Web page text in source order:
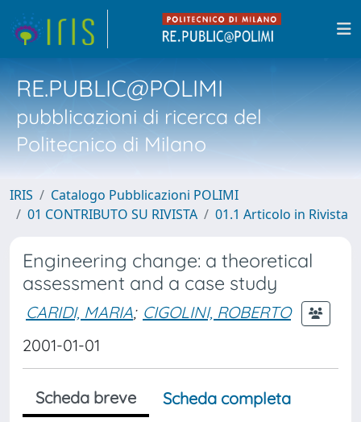
RE.PUBLIC@POLIMI
pubblicazioni di ricerca del
Politecnico di Milano
IRIS
Catalogo Pubblicazioni POLIMI
01 CONTRIBUTO SU RIVISTA
01.1 Articolo in Rivista
Engineering change: a theoretical
assessment and a case study
CARIDI, MARIA; CIGOLINI, ROBERTO
2001-01-01
Scheda breve
Scheda completa